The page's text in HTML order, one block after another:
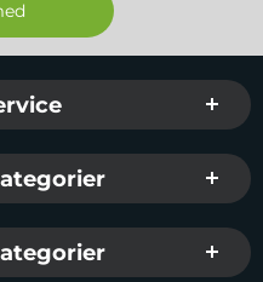
och länkar